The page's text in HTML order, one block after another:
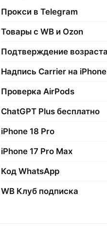
Прокси в Telegram
Товары с WB и Ozon
Надпись Carrier на iPhone
Проверка AirPods
ChatGPT Plus бесплатно
iPhone 18 Pro
iPhone 17 Pro Max
Код WhatsApp
WB Клуб подписка